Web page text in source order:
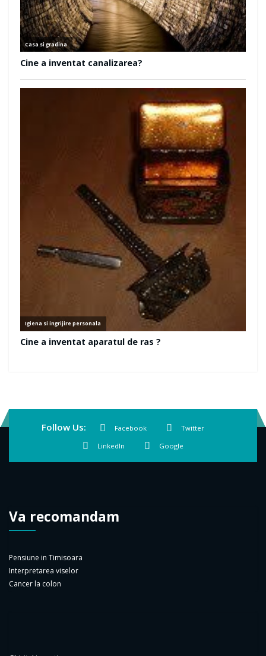
Follow Us: Facebook Twitter
LinkedIn Google
Va recomandam
Pensiune in Timisoara
Interpretarea viselor
Cancer la colon